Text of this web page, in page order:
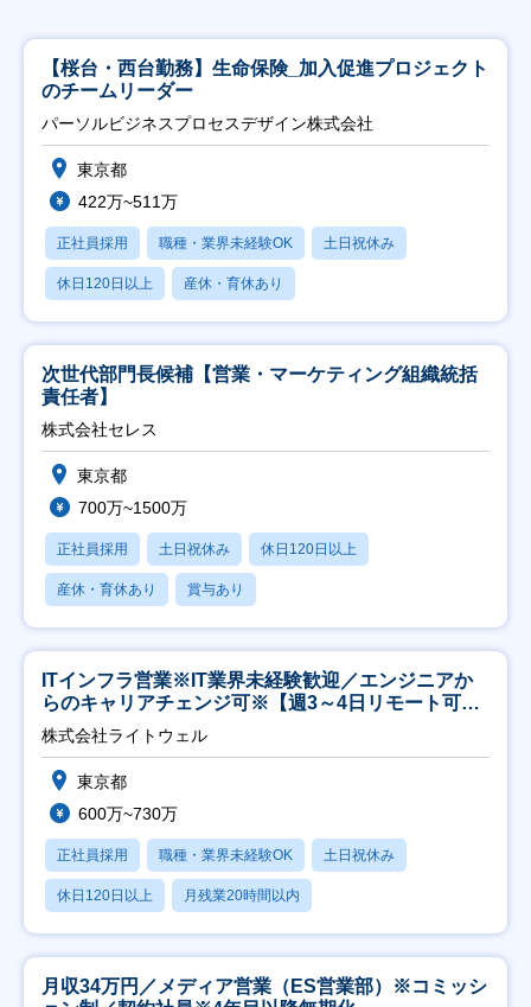
【桜台・西台勤務】生命保険_加入促進プロジェクト
のチームリーダー
パーソルビジネスプロセスデザイン株式会社
東京都
422万~511万
正社員採用 職種・業界未経験OK 土日祝休み
休日120日以上 産休・育休あり
次世代部門長候補【営業・マーケティング組織統括
責任者】
株式会社セレス
東京都
700万~1500万
正社員採用 土日祝休み 休日120日以上
産休・育休あり 賞与あり
ITインフラ営業※IT業界未経験歓迎／エンジニアか
らのキャリアチェンジ可※【週3～4日リモート可
能】
株式会社ライトウェル
東京都
600万~730万
正社員採用 職種・業界未経験OK 土日祝休み
休日120日以上 月残業20時間以内
月収34万円／メディア営業（ES営業部）※コミッシ